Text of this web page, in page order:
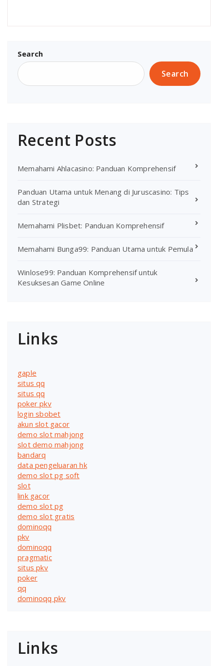
Search
Search
Recent Posts
Memahami Ahlacasino: Panduan Komprehensif
Panduan Utama untuk Menang di Juruscasino: Tips
dan Strategi
Memahami Plisbet: Panduan Komprehensif
Memahami Bunga99: Panduan Utama untuk Pemula
Winlose99: Panduan Komprehensif untuk
Kesuksesan Game Online
Links
gaple
situs qq
situs qq
poker pkv
login sbobet
akun slot gacor
demo slot mahjong
slot demo mahjong
bandarq
data pengeluaran hk
demo slot pg soft
slot
link gacor
demo slot pg
demo slot gratis
dominoqq
pkv
dominoqq
pragmatic
situs pkv
poker
qq
dominoqq pkv
Links